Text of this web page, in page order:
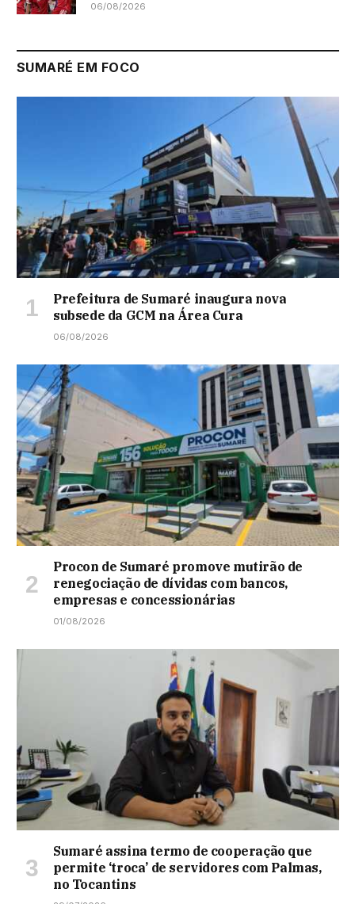
06/08/2026
SUMARÉ EM FOCO
Prefeitura de Sumaré inaugura nova
subsede da GCM na Área Cura
06/08/2026
Procon de Sumaré promove mutirão de
renegociação de dívidas com bancos,
empresas e concessionárias
01/08/2026
Sumaré assina termo de cooperação que
permite ‘troca’ de servidores com Palmas,
no Tocantins